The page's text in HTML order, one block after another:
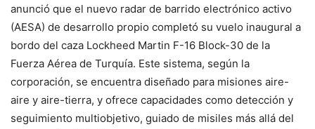
anunció que el nuevo radar de barrido electrónico activo
(AESA) de desarrollo propio completó su vuelo inaugural a
bordo del caza Lockheed Martin F-16 Block-30 de la
Fuerza Aérea de Turquía. Este sistema, según la
corporación, se encuentra diseñado para misiones aire-
aire y aire-tierra, y ofrece capacidades como detección y
seguimiento multiobjetivo, guiado de misiles más allá del